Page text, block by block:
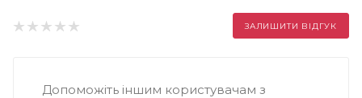
ЗАЛИШИТИ ВІДГУК
Допоможіть іншим користувачам з